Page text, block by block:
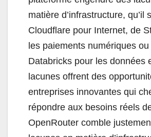
matière d’infrastructure, qu’il
Cloudflare pour Internet, de
les paiements numériques ou
Databricks pour les données
lacunes offrent des
entreprises innovantes qui
répondre aux besoins réels
OpenRouter comble